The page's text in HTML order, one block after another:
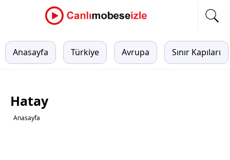
Anasayfa Türkiye Avrupa Sınır Kapıları
Hatay
Anasayfa